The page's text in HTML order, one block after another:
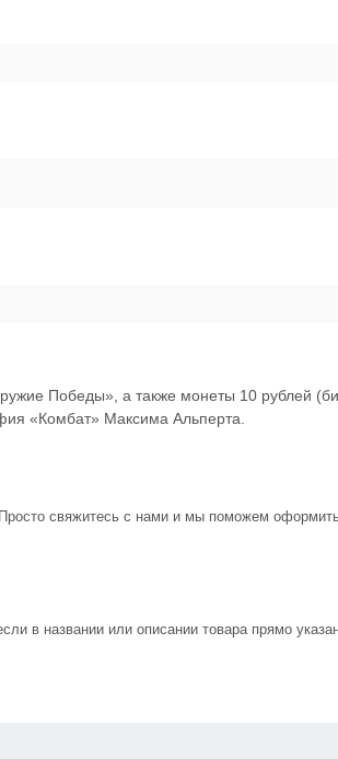
Победы», а также монеты 10 рублей
«Комбат» Максима Альперта.
Просто свяжитесь с нами и мы поможем
в названии или описании товара прямо